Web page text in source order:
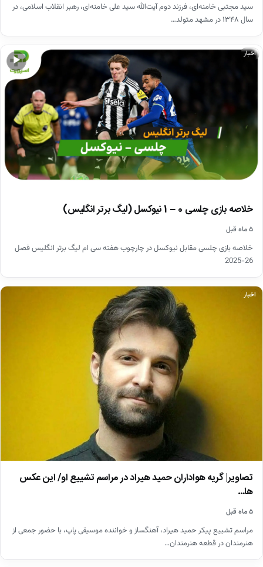
سید مجتبی خامنه‌ای، فرزند دوم آیت‌الله سید علی خامنه‌ای، رهبر انقلاب اسلامی، در
سال ۱۳۴۸ در مشهد متولد…
▶
اخبار
خلاصه بازی چلسی 0 – 1 نیوکسل (لیگ برتر انگلیس)
۵ ماه قبل
خلاصه بازی چلسی مقابل نیوکسل در چارچوب هفته سی ام لیگ برتر انگلیس فصل
26-2025
اخبار
تصاویر| گریه هواداران حمید هیراد در مراسم تشییع او/ این عکس
ها…
۵ ماه قبل
مراسم تشییع پیکر حمید هیراد، آهنگساز و خواننده موسیقی پاپ، با حضور جمعی از
هنرمندان در قطعه هنرمندان…